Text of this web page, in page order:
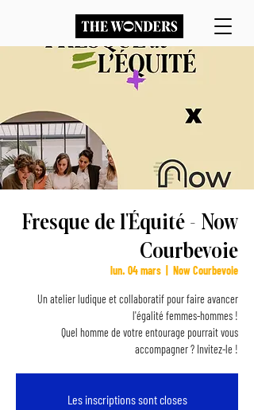
Fresque de l'Équité - Now
Courbevoie
lun. 04 mars Now Courbevoie
Un atelier ludique et collaboratif pour faire avancer
l'égalité femmes-hommes !
Quel homme de votre entourage pourrait vous
accompagner ? Invitez-le !
Les inscriptions sont closes